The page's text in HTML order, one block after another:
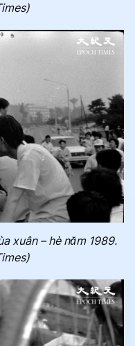
xuân – hè năm 1989.